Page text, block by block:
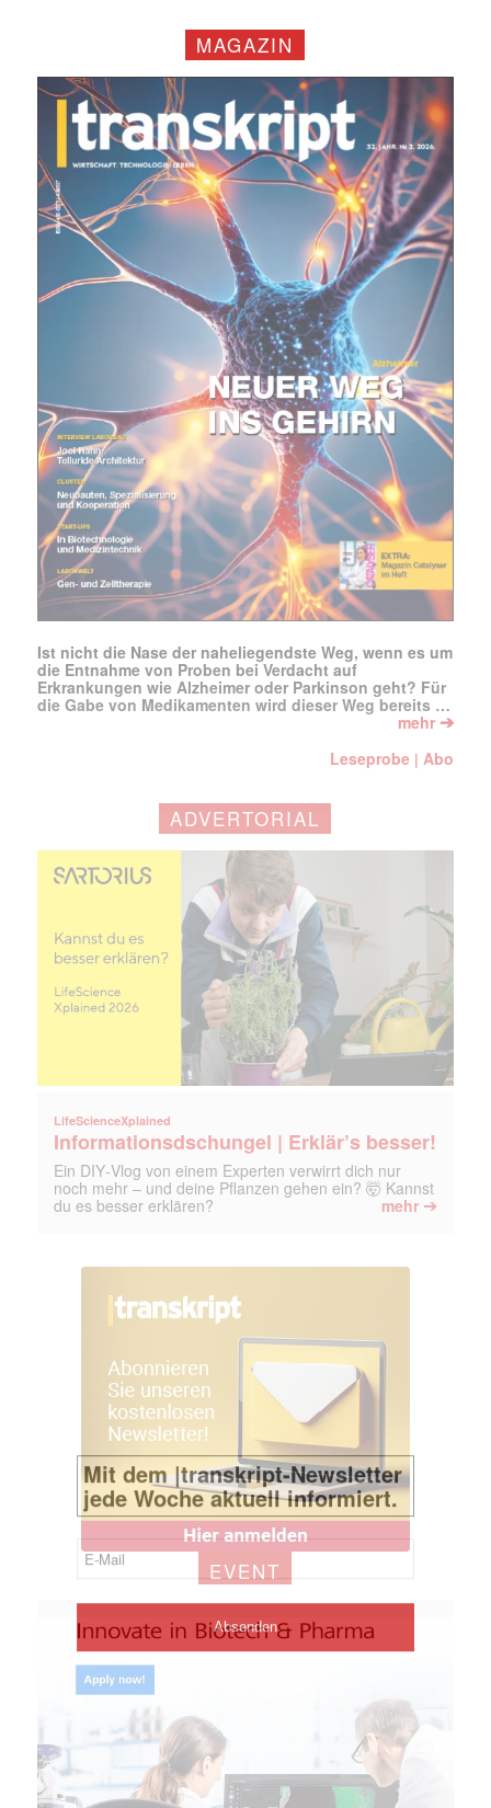
Mit dem |transkript-Newsletter
jede Woche aktuell informiert.
Mail
(erforderlich)
MAGAZIN
Ist nicht die Nase der naheliegendste Weg, wenn es um
die Entnahme von Proben bei Verdacht auf
Erkrankungen wie Alzheimer oder Parkinson geht? Für
die Gabe von Medikamenten wird dieser Weg bereits …
mehr ➔
Leseprobe |Abo
ADVERTORIAL
LifeScienceXplained
Informationsdschungel | Erklär’s besser!
Ein DIY‑Vlog von einem Experten verwirrt dich nur
noch mehr – und deine Pflanzen gehen ein? 🤯 Kannst
du es besser erklären?
mehr ➔
EVENT